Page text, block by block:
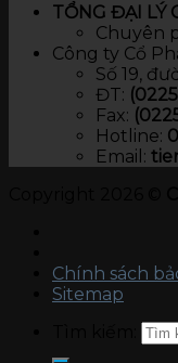
TỔNG ĐẠI LÝ
Chuyên
Công ty Cổ
Số 19,
ĐT:
Fax:
Hotline:
Email:
Chính sách
Sitemap